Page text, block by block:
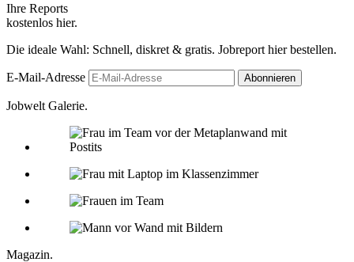
Ihre Reports
kostenlos hier.
Die ideale Wahl: Schnell, diskret & gratis. Jobreport hier bestellen.
E-Mail-Adresse
Jobwelt Galerie.
Magazin.